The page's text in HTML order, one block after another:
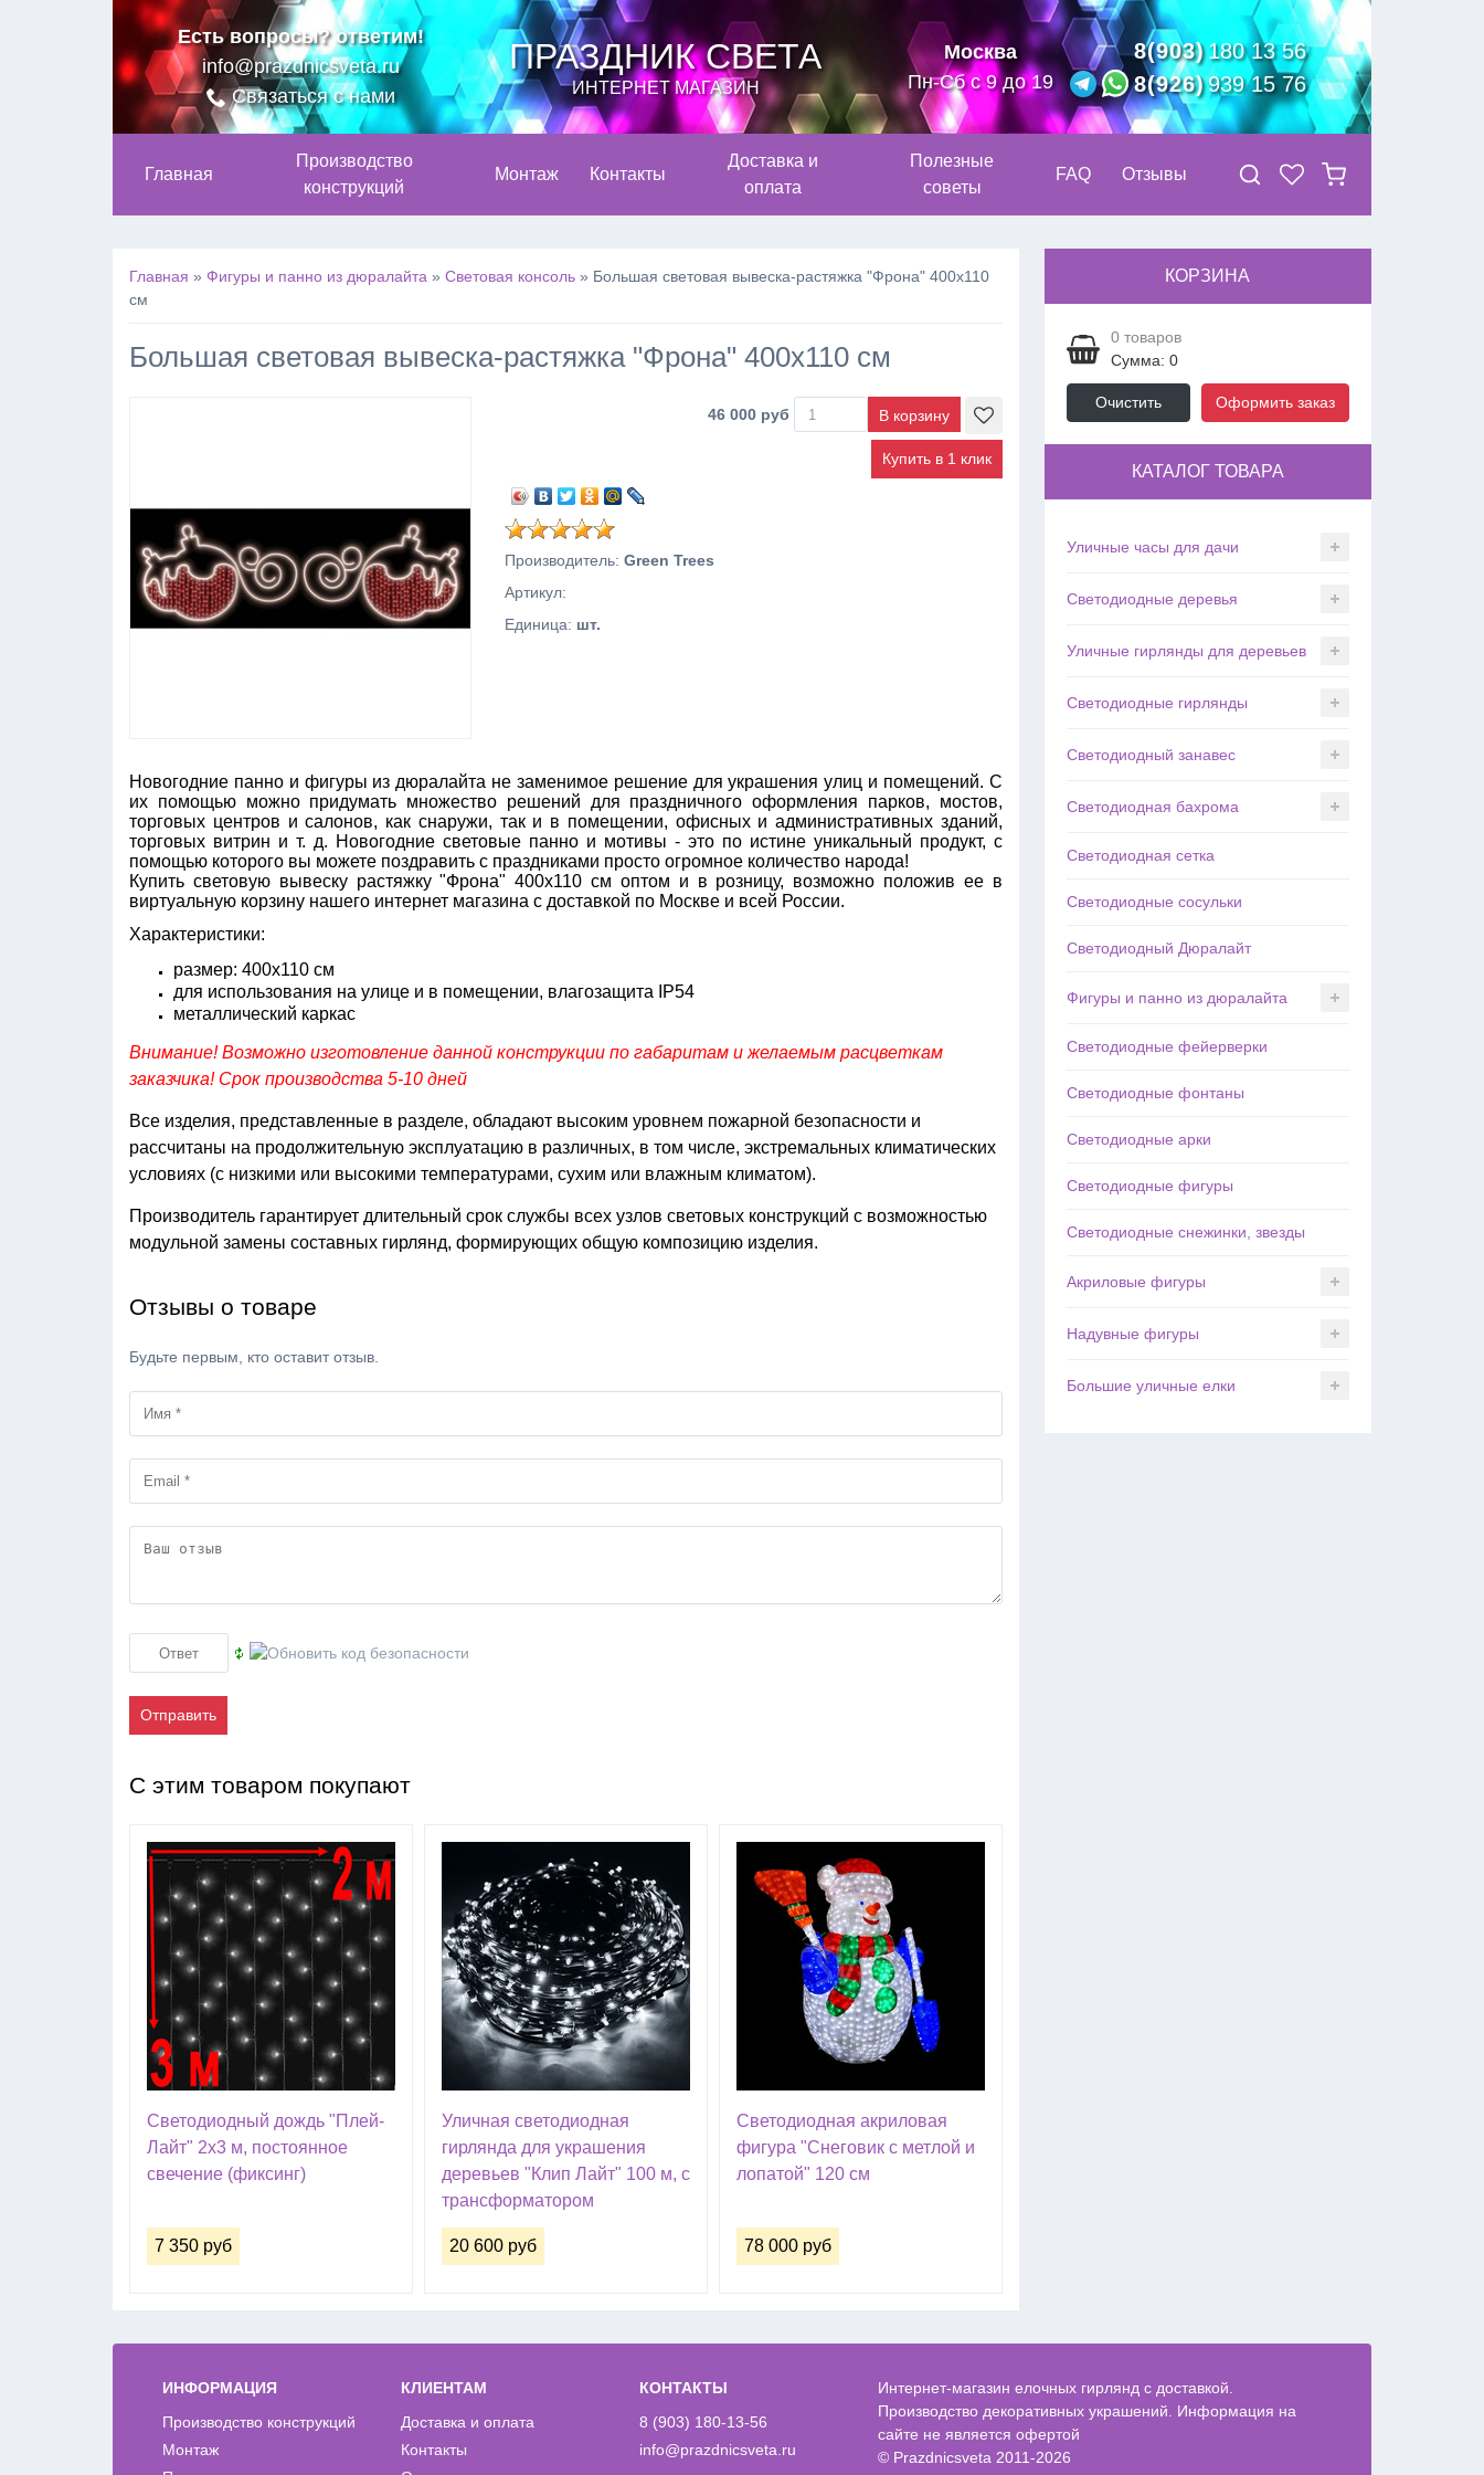
Есть вопросы? ответим!
info@prazdnicsveta.ru
Связаться с нами
ПРАЗДНИК СВЕТА
ИНТЕРНЕТ МАГАЗИН
Москва
Пн-Сб с 9 до 19
8(903)180 13 56
8(926)939 15 76
Главная
Производство
конструкций
Монтаж Контакты
Доставка и
оплата
Полезные
советы
FAQ Отзывы
Главная » Фигуры и панно из дюралайта » Световая консоль » Большая световая вывеска-растяжка "Фрона" 400х110
см
Большая световая вывеска-растяжка "Фрона" 400х110 см
46 000 руб
Купить в 1 клик
Производитель: Green Trees
Артикул:
Единица: шт.
Новогодние панно и фигуры из дюралайта не заменимое решение для украшения улиц и помещений. С
их помощью можно придумать множество решений для праздничного оформления парков, мостов,
торговых центров и салонов, как снаружи, так и в помещении, офисных и административных зданий,
торговых витрин и т. д. Новогодние световые панно и мотивы - это по истине уникальный продукт, с
помощью которого вы можете поздравить с праздниками просто огромное количество народа!
Купить световую вывеску растяжку "Фрона" 400х110 см оптом и в розницу, возможно положив ее в
виртуальную корзину нашего интернет магазина с доставкой по Москве и всей России.
Характеристики:
размер: 400х110 см
для использования на улице и в помещении, влагозащита IP54
металлический каркас
Внимание! Возможно изготовление данной конструкции по габаритам и желаемым расцветкам
заказчика! Срок производства 5-10 дней
Все изделия, представленные в разделе, обладают высоким уровнем пожарной безопасности и
рассчитаны на продолжительную эксплуатацию в различных, в том числе, экстремальных климатических
условиях (с низкими или высокими температурами, сухим или влажным климатом).
Производитель гарантирует длительный срок службы всех узлов световых конструкций с возможностью
модульной замены составных гирлянд, формирующих общую композицию изделия.
Отзывы о товаре
Будьте первым, кто оставит отзыв.
Отправить
С этим товаром покупают
Светодиодный дождь "Плей-
Лайт" 2х3 м, постоянное
свечение (фиксинг)
7 350 руб
Уличная светодиодная
гирлянда для украшения
деревьев "Клип Лайт" 100 м, с
трансформатором
20 600 руб
Светодиодная акриловая
фигура "Снеговик с метлой и
лопатой" 120 см
78 000 руб
КОРЗИНА
0товаров
Сумма: 0
Очистить Оформить заказ
КАТАЛОГ ТОВАРА
Уличные часы для дачи
Светодиодные деревья
Уличные гирлянды для деревьев
Светодиодные гирлянды
Светодиодный занавес
Светодиодная бахрома
Светодиодная сетка
Светодиодные сосульки
Светодиодный Дюралайт
Фигуры и панно из дюралайта
Светодиодные фейерверки
Светодиодные фонтаны
Светодиодные арки
Светодиодные фигуры
Светодиодные снежинки, звезды
Акриловые фигуры
Надувные фигуры
Большие уличные елки
ИНФОРМАЦИЯ
Производство конструкций
Монтаж
КЛИЕНТАМ
Доставка и оплата
Контакты
КОНТАКТЫ
8 (903) 180-13-56
info@prazdnicsveta.ru
Интернет-магазин елочных гирлянд с доставкой.
Производство декоративных украшений. Информация на
сайте не является офертой
© Prazdnicsveta 2011-2026